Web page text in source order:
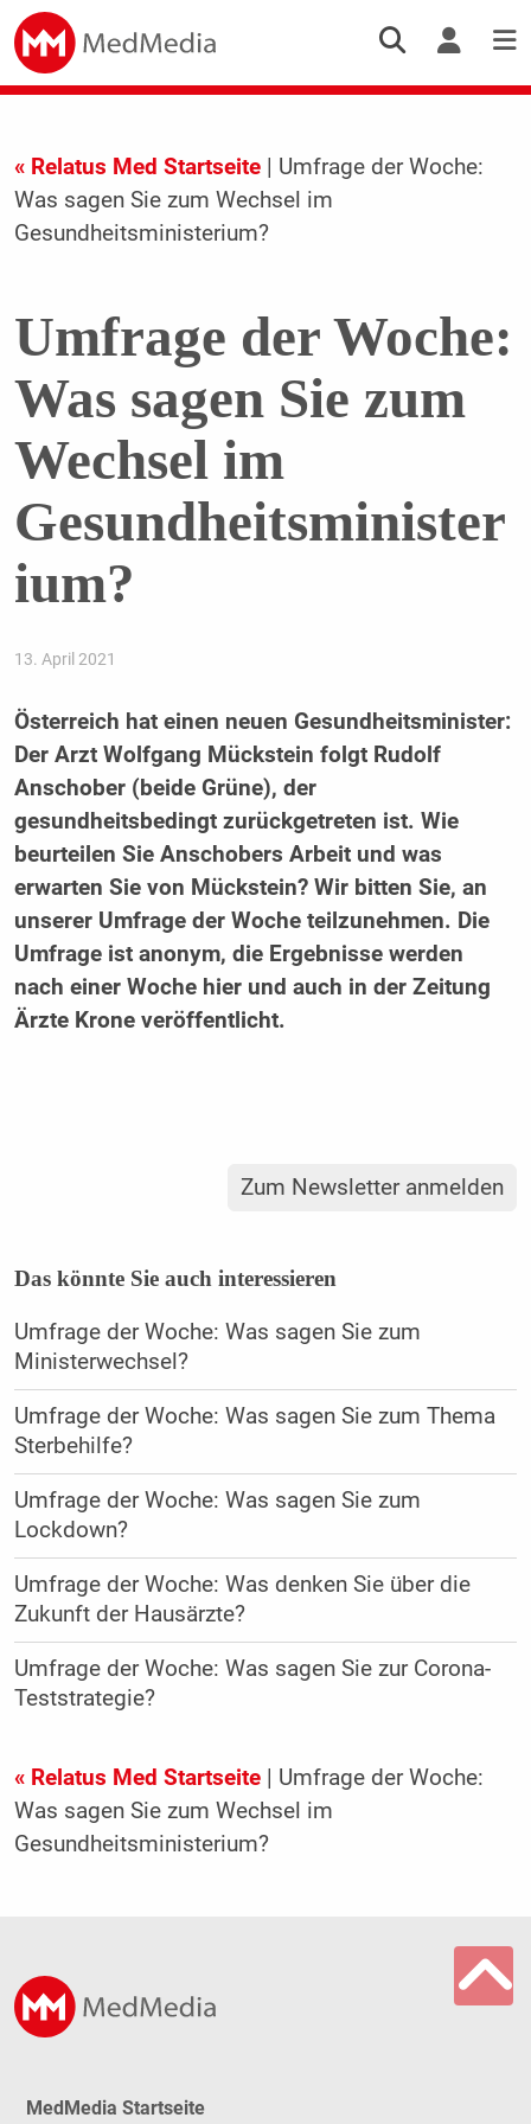
« Relatus Med Startseite| Umfrage der Woche:
Was sagen Sie zum Wechsel im
Gesundheitsministerium?
Umfrage der Woche:
Was sagen Sie zum
Wechsel im
Gesundheitsminister
ium?
13. April 2021
Österreich hat einen neuen Gesundheitsminister:
Der Arzt Wolfgang Mückstein folgt Rudolf
Anschober (beide Grüne), der
gesundheitsbedingt zurückgetreten ist. Wie
beurteilen Sie Anschobers Arbeit und was
erwarten Sie von Mückstein? Wir bitten Sie, an
unserer Umfrage der Woche teilzunehmen. Die
Umfrage ist anonym, die Ergebnisse werden
nach einer Woche hier und auch in der Zeitung
Ärzte Krone veröffentlicht.
Zum Newsletter anmelden
Das könnte Sie auch interessieren
Umfrage der Woche: Was sagen Sie zum
Ministerwechsel?
Umfrage der Woche: Was sagen Sie zum Thema
Sterbehilfe?
Umfrage der Woche: Was sagen Sie zum
Lockdown?
Umfrage der Woche: Was denken Sie über die
Zukunft der Hausärzte?
Umfrage der Woche: Was sagen Sie zur Corona-
Teststrategie?
« Relatus Med Startseite| Umfrage der Woche:
Was sagen Sie zum Wechsel im
Gesundheitsministerium?
MedMedia Startseite